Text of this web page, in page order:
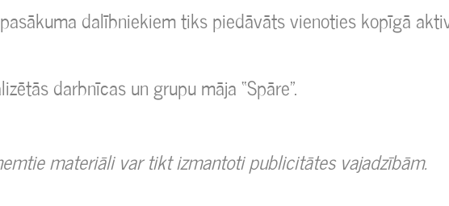
dalībniekiem tiks piedāvāts vienoties kopīgā
darbnīcas un grupu māja “Spāre”.
materiāli var tikt izmantoti publicitātes vajadzībām.